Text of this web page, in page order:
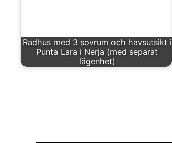
Radhus med 3 sovrum och havsutsikt i
Punta Lara i Nerja (med separat
lägenhet)